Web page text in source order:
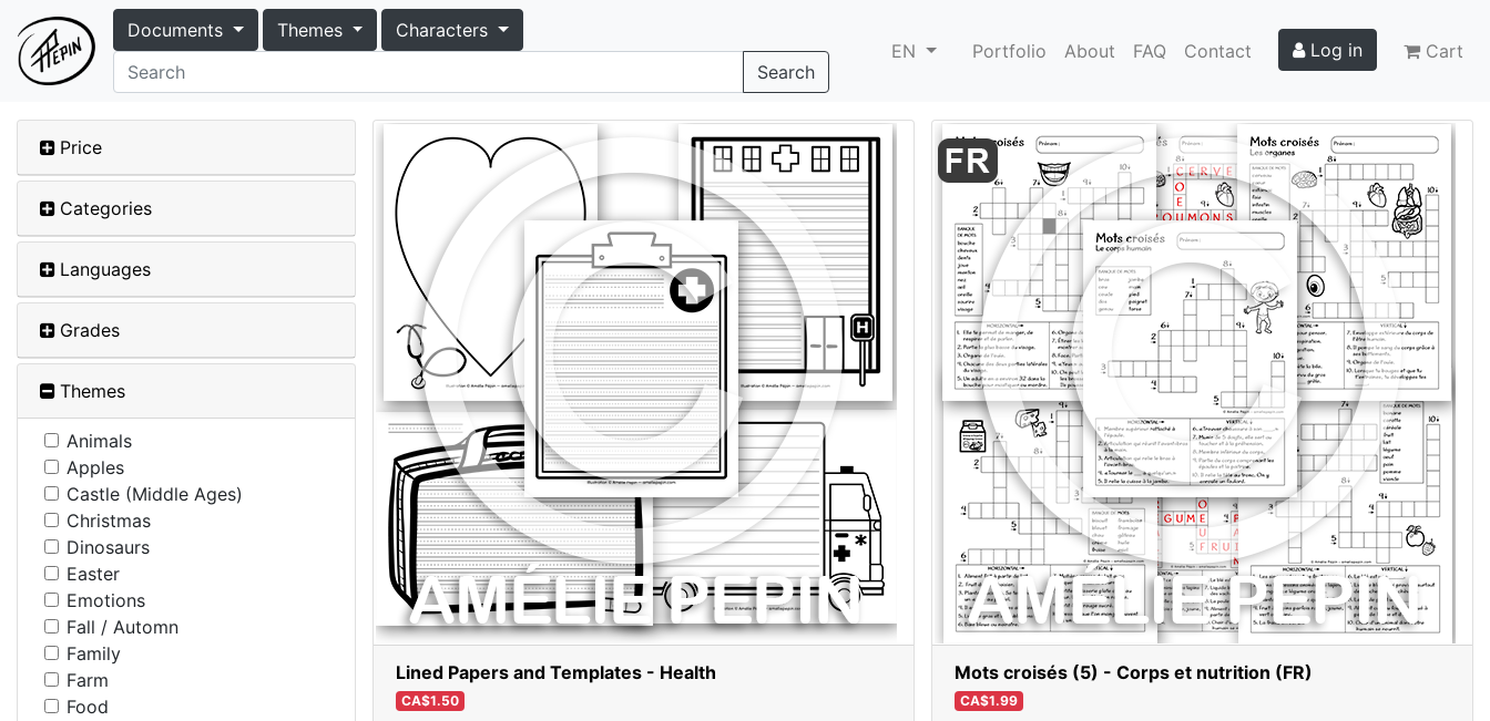
Documents Themes
Characters
Search
EN Portfolio About FAQ Contact Log in Cart
Price
Categories
Languages
Grades
Themes
Animals
Apples
Castle (Middle Ages)
Christmas
Dinosaurs
Easter
Emotions
Fall / Automn
Family
Farm
Food
Lined Papers and Templates - Health
CA$1.50
Mots croisés (5) - Corps et nutrition (FR)
CA$1.99